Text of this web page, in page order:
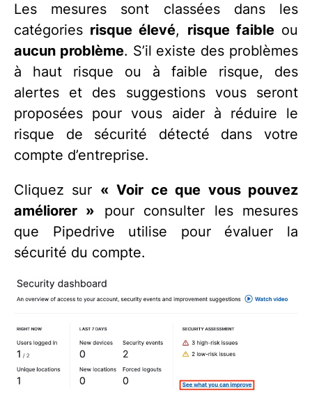
Les mesures sont classées dans les
catégories risque élevé, risque faibleou
aucun problème. S’il existe des problèmes
à haut risque ou à faible risque, des
alertes et des suggestions vous seront
proposées pour vous aider à réduire le
risque de sécurité détecté dans votre
compte d’entreprise.
Cliquez sur « Voir ce que vous pouvez
améliorer » pour consulter les mesures
que Pipedrive utilise pour évaluer la
sécurité du compte.